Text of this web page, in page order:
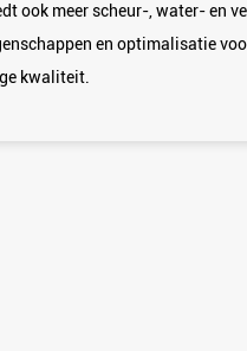
ook meer scheur-, water- en
en optimalisatie
kwaliteit.